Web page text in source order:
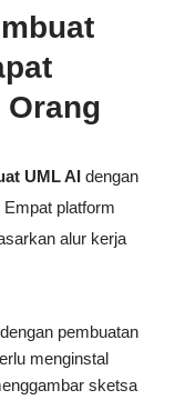
Orang
UML AI dengan
platform
alur kerja
pembuatan
menginstal
sketsa